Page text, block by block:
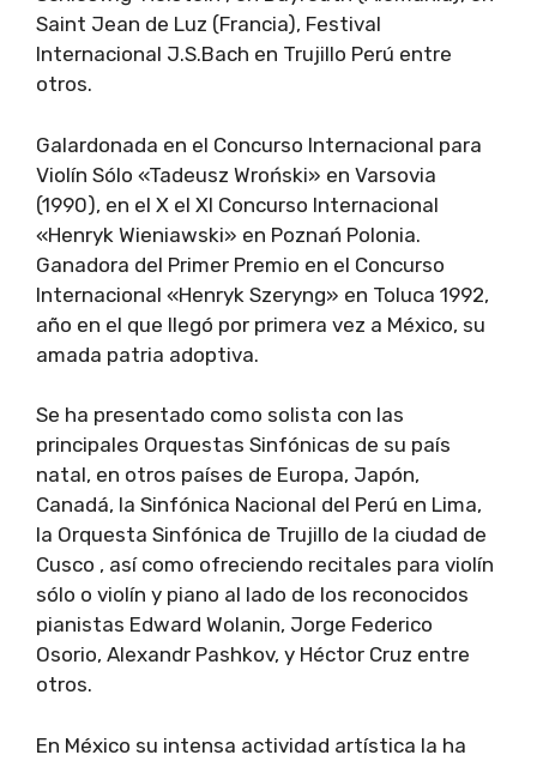
Saint Jean de Luz (Francia), Festival
Internacional J.S.Bach en Trujillo Perú entre
otros.
Galardonada en el Concurso Internacional para
Violín Sólo «Tadeusz Wroński» en Varsovia
(1990), en el X el XI Concurso Internacional
«Henryk Wieniawski» en Poznań Polonia.
Ganadora del Primer Premio en el Concurso
Internacional «Henryk Szeryng» en Toluca 1992,
año en el que llegó por primera vez a México, su
amada patria adoptiva.
Se ha presentado como solista con las
principales Orquestas Sinfónicas de su país
natal, en otros países de Europa, Japón,
Canadá, la Sinfónica Nacional del Perú en Lima,
la Orquesta Sinfónica de Trujillo de la ciudad de
Cusco , así como ofreciendo recitales para violín
sólo o violín y piano al lado de los reconocidos
pianistas Edward Wolanin, Jorge Federico
Osorio, Alexandr Pashkov, y Héctor Cruz entre
otros.
En México su intensa actividad artística la ha